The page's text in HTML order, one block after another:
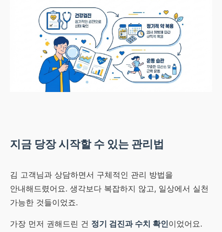
지금 당장 시작할 수 있는 관리법
김 고객님과 상담하면서 구체적인 관리 방법을
안내해드렸어요. 생각보다 복잡하지 않고, 일상에서 실천
가능한 것들이었죠.
가장 먼저 권해드린 건 정기 검진과 수치 확인이었어요.